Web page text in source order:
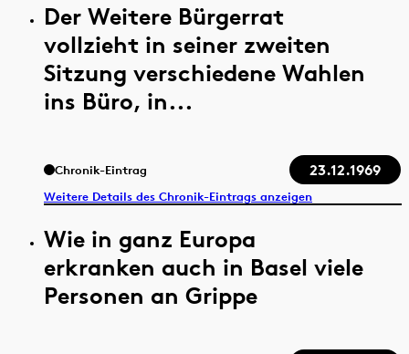
Der Weitere Bürgerrat
vollzieht in seiner zweiten
Sitzung verschiedene Wahlen
ins Büro, in...
Chronik-Eintrag 23.12.1969
Weitere Details des Chronik-Eintrags anzeigen
Wie in ganz Europa
erkranken auch in Basel viele
Personen an Grippe